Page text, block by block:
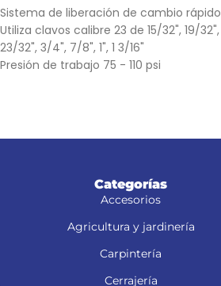
Sistema de liberación de cambio rápido
Utiliza clavos calibre 23 de 15/32", 19/32",
23/32", 3/4", 7/8", 1", 1 3/16"
Presión de trabajo 75 - 110 psi
Categorías
Accesorios
Agricultura y jardinería
Carpintería
Cerrajería